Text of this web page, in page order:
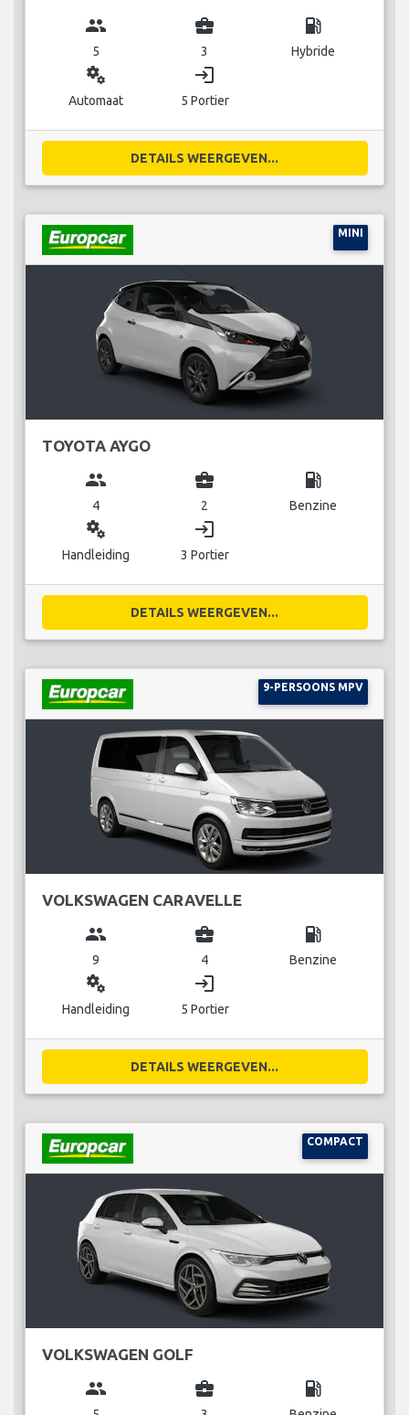
group
5
business_center
3
local_gas_station
Hybride
miscellaneous_services
Automaat
login
5 Portier
DETAILS WEERGEVEN...
MINI
TOYOTA AYGO
group
4
business_center
2
local_gas_station
Benzine
miscellaneous_services
Handleiding
login
3 Portier
DETAILS WEERGEVEN...
9-PERSOONS MPV
VOLKSWAGEN CARAVELLE
group
9
business_center
4
local_gas_station
Benzine
miscellaneous_services
Handleiding
login
5 Portier
DETAILS WEERGEVEN...
COMPACT
VOLKSWAGEN GOLF
group business_center local_gas_station